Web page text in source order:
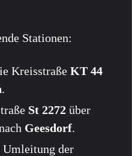
Stationen:
Kreisstraße KT 44
.
St 2272 über
Geesdorf.
Umleitung der